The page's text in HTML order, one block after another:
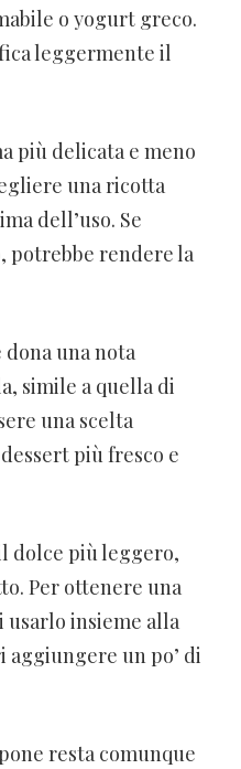
o yogurt greco.
leggermente il
più delicata e meno
una ricotta
dell’uso. Se
potrebbe rendere la
una nota
simile a quella di
una scelta
più fresco e
dolce più leggero,
Per ottenere una
usarlo insieme alla
aggiungere un po’ di
resta comunque